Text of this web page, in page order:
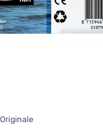
Originale